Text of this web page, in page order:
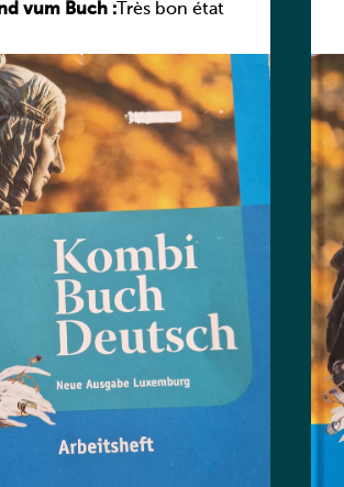
Luxemburg)
vum Buch : Très bon état